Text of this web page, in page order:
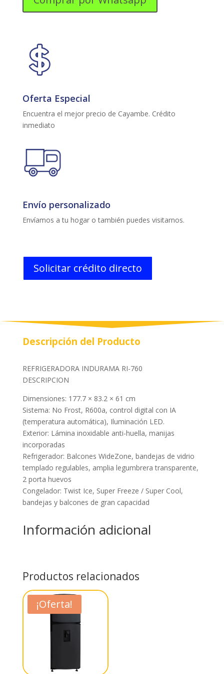
cantidad
Oferta Especial
Encuentra el mejor precio de Cayambe. Crédito
inmediato
Envío personalizado
Envíamos a tu hogar o también puedes visitarnos.
Solicitar crédito directo
Descripción del Producto
REFRIGERADORA INDURAMA RI-760
DESCRIPCION
Dimensiones: 177.7 × 83.2 × 61 cm
Sistema: No Frost, R600a, control digital con IA
(temperatura automática), Iluminación LED.
Exterior: Lámina inoxidable anti-huella, manijas
incorporadas
Refrigerador: Balcones WideZone, bandejas de vidrio
templado regulables, amplia legumbrera transparente,
2 porta huevos
Congelador: Twist Ice, Super Freeze / Super Cool,
bandejas y balcones de gran capacidad
Información adicional
Productos relacionados
¡Oferta!